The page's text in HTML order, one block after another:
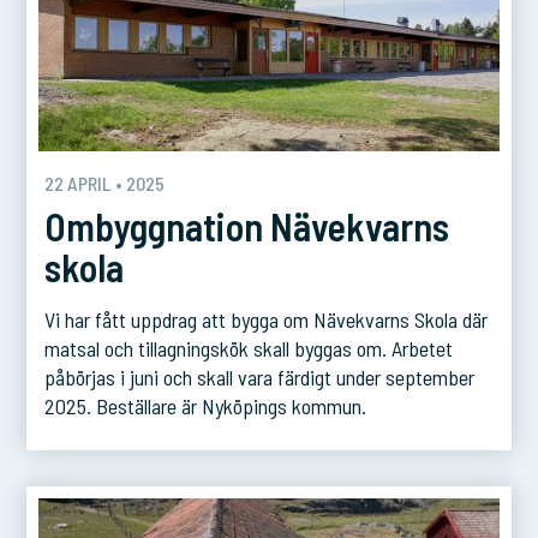
22 APRIL • 2025
Ombyggnation Nävekvarns
skola
Vi har fått uppdrag att bygga om Nävekvarns Skola där
matsal och tillagningskök skall byggas om. Arbetet
påbörjas i juni och skall vara färdigt under september
2025. Beställare är Nyköpings kommun.